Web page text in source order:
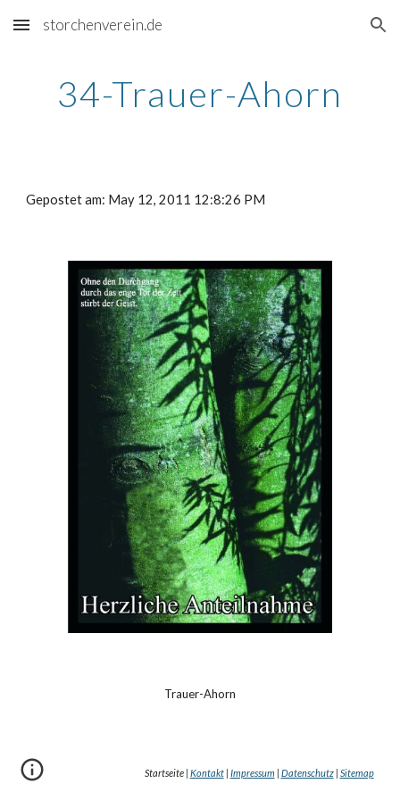
Skip to main content Skip to navigation
storchenverein.de
34-Trauer-Ahorn
Gepostet am: May 12, 2011 12:8:26 PM
Trauer-Ahorn
Startseite | Kontakt| Impressum | Datenschutz| Sitemap